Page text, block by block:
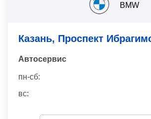
BMW
Казань, Проспект
Автосервис
пн-сб:
вс: